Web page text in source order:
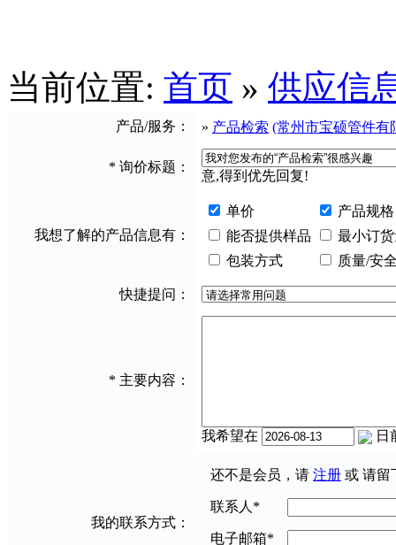
当前位置: 首页 » 供应信
产品/服务： » 产品检索 (常州市宝硕管件有
* 询价标题：
意,得到优先回复!
我想了解的产品信息有：
单价
产品规格
能否提供样品
最小订
包装方式
质量/安
快捷提问：
* 主要内容：
我希望在 日
我的联系方式：
还不是会员，请 注册 或 请留
联系人 *
电子邮箱*